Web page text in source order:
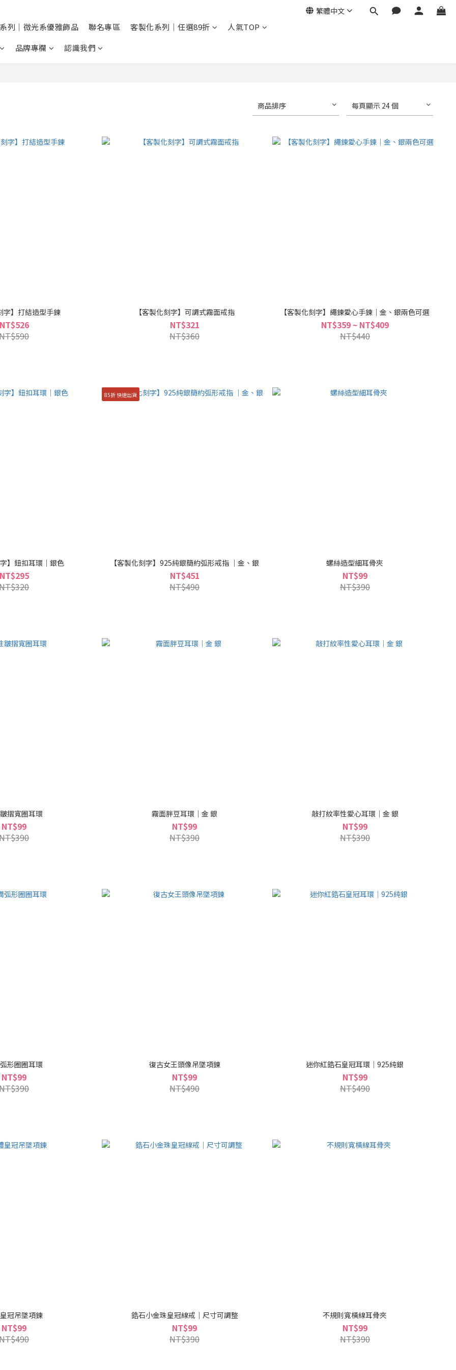
繁體中文
列｜微光系優雅飾品 聯名專區 客製化系列｜任選89折
人氣TOP
品牌專欄
認識我們
商品排序 每頁顯示 24 個
字】打結造型手鍊 【客製化刻字】可調式霧面戒指
NT$321
NT$360
【客製化刻字】繩鍊愛心手鍊｜金、銀兩色可選
NT$359 ~ NT$409
NT$440
】鈕扣耳環｜銀色
85折 快速出貨
【客製化刻字】925純銀簡約弧形戒指 ｜金、銀
NT$451
NT$490
螺絲造型細耳骨夾
NT$99
NT$390
摺寬圈耳環
NT$99
霧面胖豆耳環｜金 銀
NT$99
NT$390
敲打紋率性愛心耳環｜金 銀
NT$99
NT$390
形圈圈耳環
NT$99
復古女王頭像吊墜項鍊
NT$99
NT$490
迷你紅鋯石皇冠耳環｜925純銀
NT$99
NT$490
冠吊墜項鍊
NT$99
鋯石小金珠皇冠線戒｜尺寸可調整
NT$99
NT$390
不規則寬橫線耳骨夾
NT$99
NT$390